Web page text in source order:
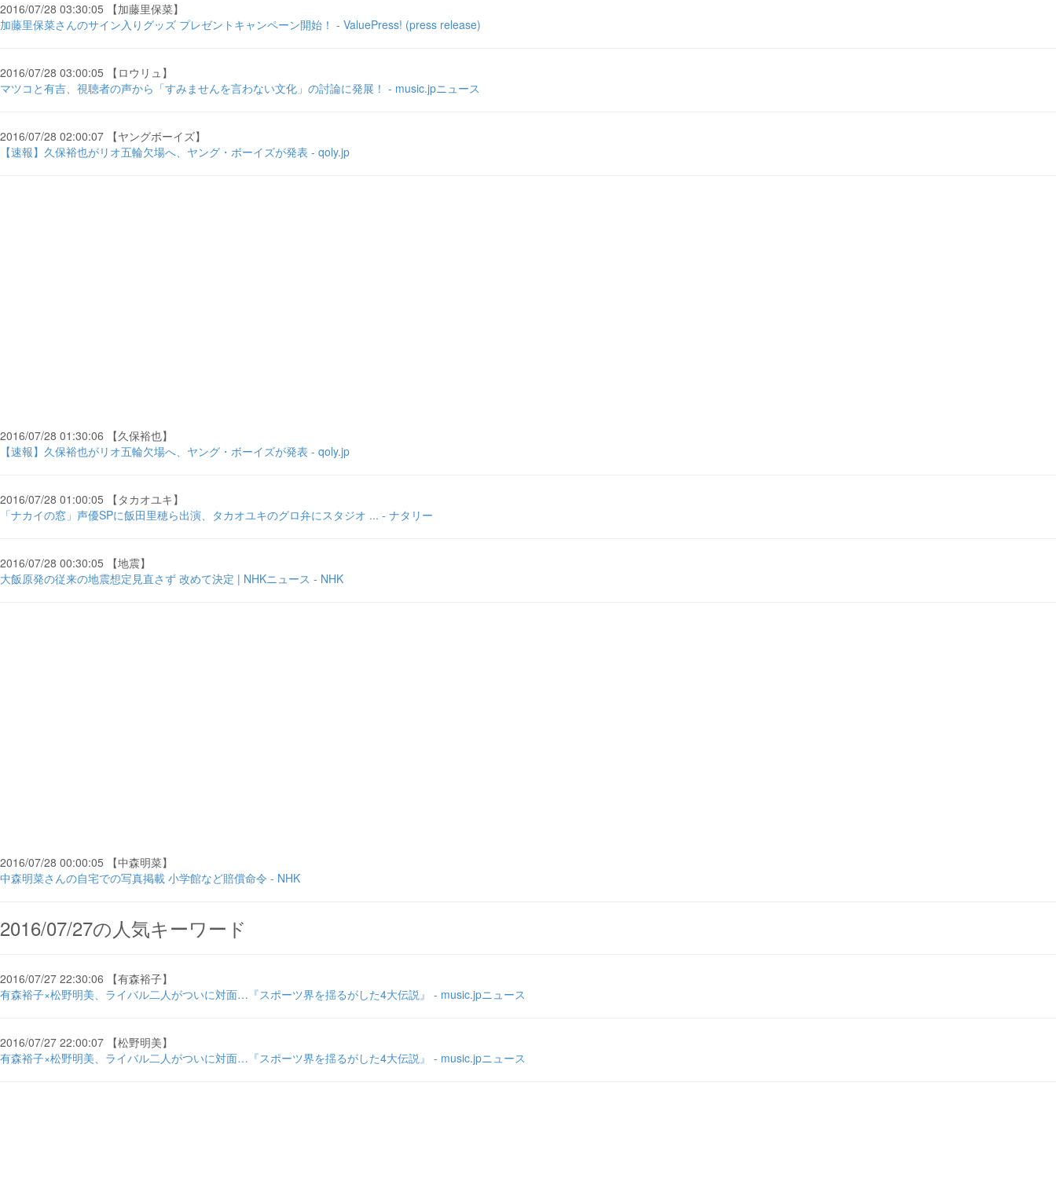
2016/07/28 03:30:05 【加藤里保菜】
加藤里保菜さんのサイン入りグッズ プレゼントキャンペーン開始！ - ValuePress! (press release)
2016/07/28 03:00:05 【ロウリュ】
マツコと有吉、視聴者の声から「すみませんを言わない文化」の討論に発展！ - music.jpニュース
2016/07/28 02:00:07 【ヤングボーイズ】
【速報】久保裕也がリオ五輪欠場へ、ヤング・ボーイズが発表 - qoly.jp
2016/07/28 01:30:06 【久保裕也】
【速報】久保裕也がリオ五輪欠場へ、ヤング・ボーイズが発表 - qoly.jp
2016/07/28 01:00:05 【タカオユキ】
「ナカイの窓」声優SPに飯田里穂ら出演、タカオユキのグロ弁にスタジオ ... - ナタリー
2016/07/28 00:30:05 【地震】
大飯原発の従来の地震想定見直さず 改めて決定 | NHKニュース - NHK
2016/07/28 00:00:05 【中森明菜】
中森明菜さんの自宅での写真掲載 小学館など賠償命令 - NHK
2016/07/27の人気キーワード
2016/07/27 22:30:06 【有森裕子】
有森裕子×松野明美、ライバル二人がついに対面…『スポーツ界を揺るがした4大伝説』 - music.jpニュース
2016/07/27 22:00:07 【松野明美】
有森裕子×松野明美、ライバル二人がついに対面…『スポーツ界を揺るがした4大伝説』 - music.jpニュース